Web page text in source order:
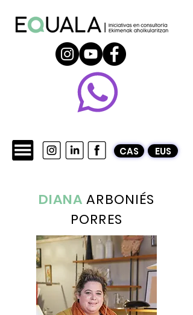
CAS EUS
DIANA ARBONIÉS
PORRES